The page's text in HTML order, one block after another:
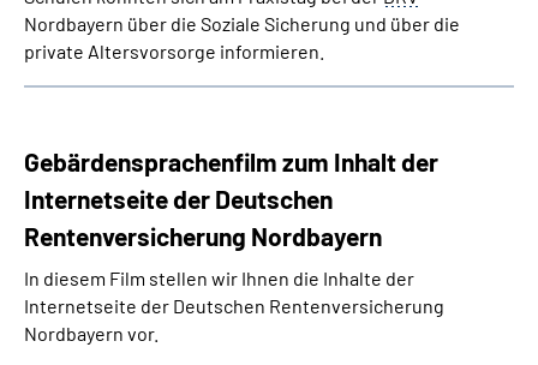
Nordbayern über die Soziale Sicherung und über die
private Altersvorsorge informieren.
Gebärdensprachenfilm zum Inhalt der
Internetseite der Deutschen
Rentenversicherung Nordbayern
In diesem Film stellen wir Ihnen die Inhalte der
Internetseite der Deutschen Rentenversicherung
Nordbayern vor.